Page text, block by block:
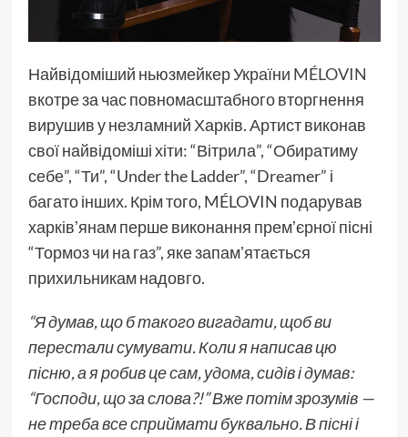
Найвідоміший ньюзмейкер України MÉLOVIN
вкотре за час повномасштабного вторгнення
вирушив у незламний Харків. Артист виконав
свої найвідоміші хіти: “Вітрила”, “Обиратиму
себе”, “Ти”, “Under the Ladder”, “Dreamer” і
багато інших. Крім того, MÉLOVIN подарував
харківʼянам перше виконання премʼєрної пісні
“Тормоз чи на газ”, яке запамʼятається
прихильникам надовго.
“Я думав, що б такого вигадати, щоб ви
перестали сумувати. Коли я написав цю
пісню, а я робив це сам, удома, сидів і думав:
“Господи, що за слова?!” Вже потім зрозумів —
не треба все сприймати буквально. В пісні і